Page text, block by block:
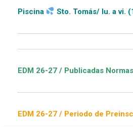
Tomás/ lu. a vi. (13-18h)/ sa.-
Publicadas Normas, Guía y
Periodo de Preinscripciones del